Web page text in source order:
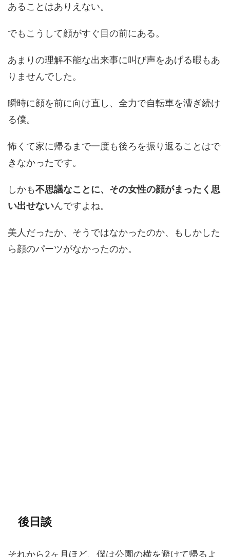
あることはありえない。
でもこうして顔がすぐ目の前にある。
あまりの理解不能な出来事に叫び声をあげる暇もあ
りませんでした。
瞬時に顔を前に向け直し、全力で自転車を漕ぎ続け
る僕。
怖くて家に帰るまで一度も後ろを振り返ることはで
きなかったです。
しかも不思議なことに、その女性の顔がまったく思
い出せないんですよね。
美人だったか、そうではなかったのか、もしかした
ら顔のパーツがなかったのか。
後日談
それから2ヶ月ほど、僕は公園の横を避けて帰るよ